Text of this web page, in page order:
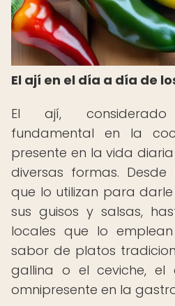
El ají en el día a día de
El ají,
fundamental en la
presente en la vida
diversas formas.
que lo utilizan para
sus guisos y salsas,
locales que lo
sabor de platos
gallina o el ceviche, el
omnipresente en la